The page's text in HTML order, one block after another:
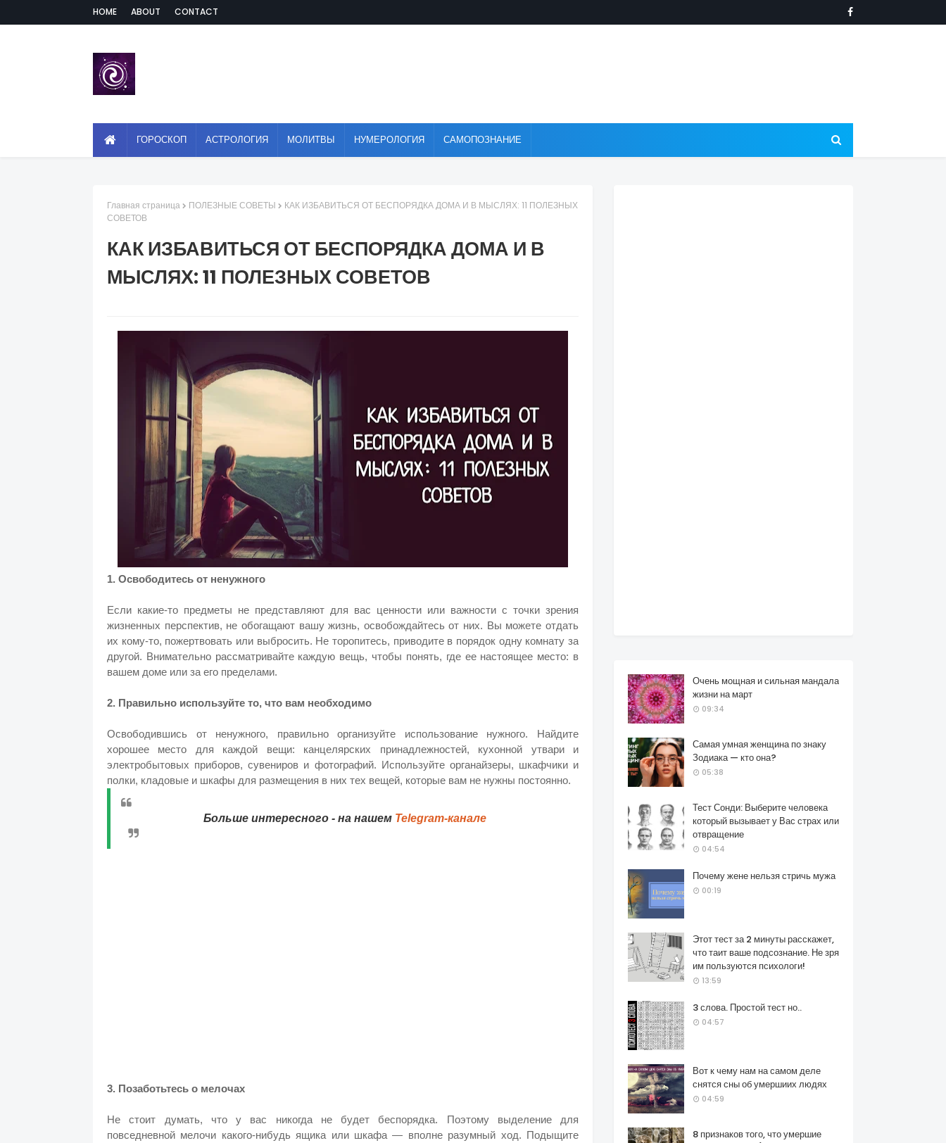
HOME ABOUT CONTACT
ГОРОСКОП АСТРОЛОГИЯ МОЛИТВЫ НУМЕРОЛОГИЯ САМОПОЗНАНИЕ
Главная страница ПОЛЕЗНЫЕ СОВЕТЫ
КАК ИЗБАВИТЬСЯ ОТ БЕСПОРЯДКА ДОМА И В МЫСЛЯХ: 11 ПОЛЕЗНЫХ
СОВЕТОВ
КАК ИЗБАВИТЬСЯ ОТ БЕСПОРЯДКА ДОМА И В
МЫСЛЯХ: 11 ПОЛЕЗНЫХ СОВЕТОВ
1. Освободитесь от ненужного
Если какие-то предметы не представляют для вас ценности или важности с точки зрения
жизненных перспектив, не обогащают вашу жизнь, освобождайтесь от них. Вы можете отдать
их кому-то, пожертвовать или выбросить. Не торопитесь, приводите в порядок одну комнату за
другой. Внимательно рассматривайте каждую вещь, чтобы понять, где ее настоящее место: в
вашем доме или за его пределами.
2. Правильно используйте то, что вам необходимо
Освободившись от ненужного, правильно организуйте использование нужного. Найдите
хорошее место для каждой вещи: канцелярских принадлежностей, кухонной утвари и
электробытовых приборов, сувениров и фотографий. Используйте органайзеры, шкафчики и
полки, кладовые и шкафы для размещения в них тех вещей, которые вам не нужны постоянно.
Больше интересного - на нашем Telegram-канале
3. Позаботьтесь о мелочах
Не стоит думать, что у вас никогда не будет беспорядка. Поэтому выделение для
повседневной мелочи какого-нибудь ящика или шкафа — вполне разумный ход. Подыщите
Очень мощная и сильная мандала
жизни на март
09:34
Самая умная женщина по знаку
Зодиака — кто она?
05:38
Тест Сонди: Выберите человека
который вызывает у Вас страх или
отвращение
04:54
Почему жене нельзя стричь мужа
00:19
Этот тест за 2 минуты расскажет,
что таит ваше подсознание. Не зря
им пользуются психологи!
13:59
3 слова. Простой тест но..
04:57
Вот к чему нам на самом деле
снятся сны об умершиих людях
04:59
8 признаков того, что умершие